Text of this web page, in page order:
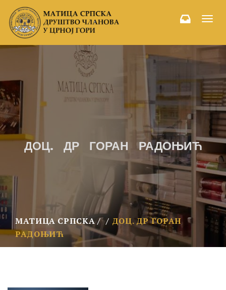
ДОЦ. ДР ГОРАН РАДОЊИЋ
МАТИЦА СРПСКА
ДОЦ. ДР ГОРАН
РАДОЊИЋ